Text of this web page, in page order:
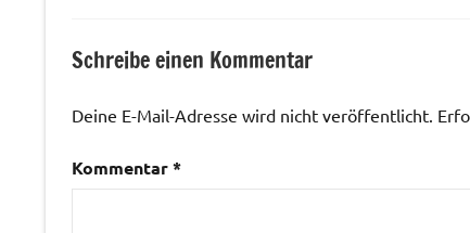
Schreibe einen Kommentar
Deine E-Mail-Adresse wird nicht veröffentlicht.
Kommentar*